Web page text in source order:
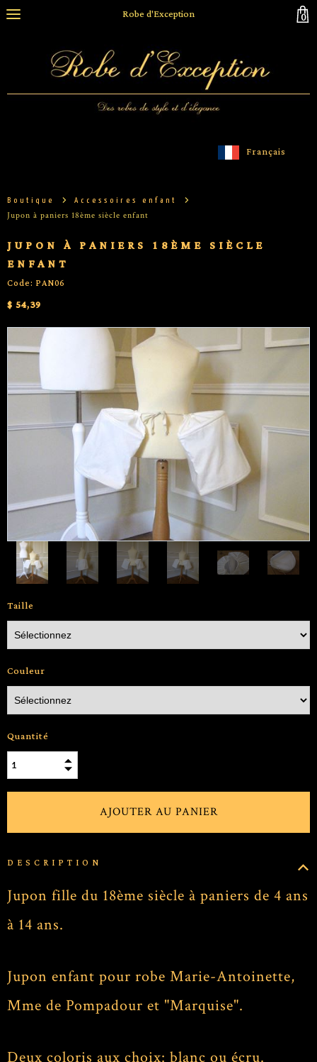
Robe d'Exception
Français
Boutique Accessoires enfant
Jupon à paniers 18ème siècle enfant
JUPON À PANIERS 18ÈME SIÈCLE
ENFANT
Code: PAN06
$ 54,39
Taille
Couleur
Quantité
DESCRIPTION
Jupon fille du 18ème siècle à paniers de 4 ans
à 14 ans.
Jupon enfant pour robe Marie-Antoinette,
Mme de Pompadour et "Marquise".
Deux coloris aux choix: blanc ou écru.
0